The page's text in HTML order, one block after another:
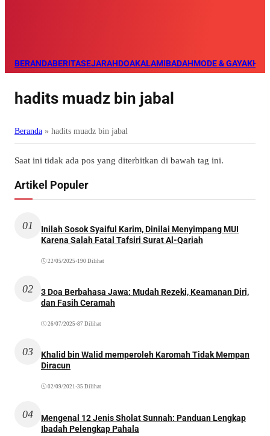
BERANDABERITASEJARAHDOAKALAMIBADAHMODE & GAYA
hadits muadz bin jabal
Beranda » hadits muadz bin jabal
Saat ini tidak ada pos yang diterbitkan di bawah tag ini.
Artikel Populer
01
Inilah Sosok Syaiful Karim, Dinilai Menyimpang MUI
Karena Salah Fatal Tafsiri Surat Al-Qariah
22/05/2025 •190 Dilihat
02
3 Doa Berbahasa Jawa: Mudah Rezeki, Keamanan Diri,
dan Fasih Ceramah
26/07/2025 •87 Dilihat
03
Khalid bin Walid memperoleh Karomah Tidak Mempan
Diracun
02/09/2021 •35 Dilihat
04
Mengenal 12 Jenis Sholat Sunnah: Panduan Lengkap
Ibadah Pelengkap Pahala